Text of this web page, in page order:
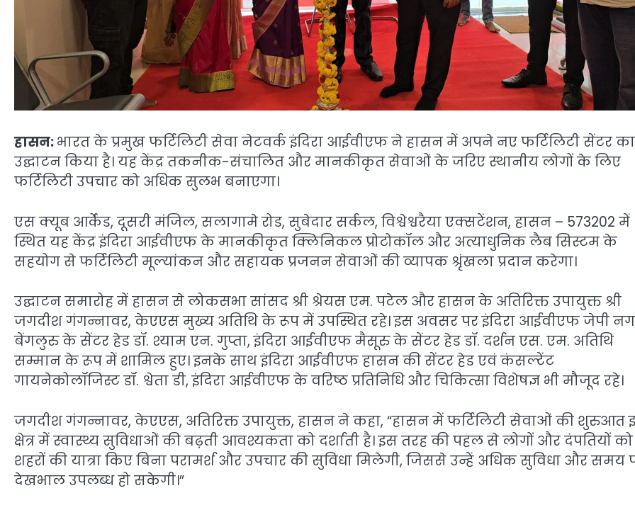
हासन:भारत के प्रमुख फर्टिलिटी सेवा नेटवर्क इंदिरा आईवीएफ ने हासन में अपने नए फर्टिलिटी सेंटर का
उद्घाटन किया है। यह केंद्र तकनीक-संचालित और मानकीकृत सेवाओं के जरिए स्थानीय लोगों के लिए
फर्टिलिटी उपचार को अधिक सुलभ बनाएगा।
एस क्यूब आर्केड, दूसरी मंजिल, सलागामे रोड, सुबेदार सर्कल, विश्वेश्वरैया एक्सटेंशन, हासन – 573202 में
स्थित यह केंद्र इंदिरा आईवीएफ के मानकीकृत क्लिनिकल प्रोटोकॉल और अत्याधुनिक लैब सिस्टम के
सहयोग से फर्टिलिटी मूल्यांकन और सहायक प्रजनन सेवाओं की व्यापक श्रृंखला प्रदान करेगा।
उद्घाटन समारोह में हासन से लोकसभा सांसद श्री श्रेयस एम. पटेल और हासन के अतिरिक्त उपायुक्त श्री
जगदीश गंगन्नावर, केएएस मुख्य अतिथि के रूप में उपस्थित रहे। इस अवसर पर इंदिरा आईवीएफ जेपी
बेंगलुरु के सेंटर हेड डॉ. श्याम एन. गुप्ता, इंदिरा आईवीएफ मैसूरु के सेंटर हेड डॉ. दर्शन एस. एम. अतिथि
सम्मान के रूप में शामिल हुए। इनके साथ इंदिरा आईवीएफ हासन की सेंटर हेड एवं कंसल्टेंट
गायनेकोलॉजिस्ट डॉ. श्वेता डी, इंदिरा आईवीएफ के वरिष्ठ प्रतिनिधि और चिकित्सा विशेषज्ञ भी मौजूद रहे।
जगदीश गंगन्नावर, केएएस, अतिरिक्त उपायुक्त, हासन ने कहा, “हासन में फर्टिलिटी सेवाओं की शुरुआत
क्षेत्र में स्वास्थ्य सुविधाओं की बढ़ती आवश्यकता को दर्शाती है। इस तरह की पहल से लोगों और दंपतियों
शहरों की यात्रा किए बिना परामर्श और उपचार की सुविधा मिलेगी, जिससे उन्हें अधिक सुविधा और समय
देखभाल उपलब्ध हो सकेगी।”